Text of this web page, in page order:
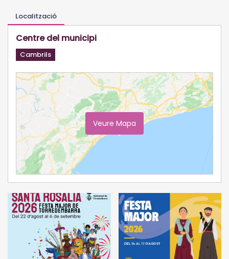
Localització
Centre del municipi
Cambrils
Veure Mapa